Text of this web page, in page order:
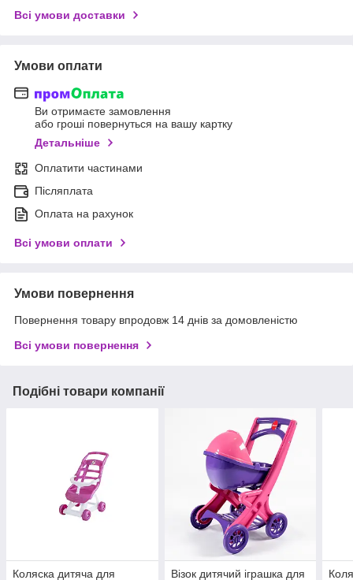
Всі умови доставки
Умови оплати
Ви отримаєте замовлення
або гроші повернуться на вашу картку
Детальніше
Оплатити частинами
Післяплата
Оплата на рахунок
Всі умови оплати
Умови повернення
Повернення товару впродовж 14 днів за домовленістю
Всі умови повернення
Подібні товари компанії
Коляска дитяча для
Візок дитячий іграшка для